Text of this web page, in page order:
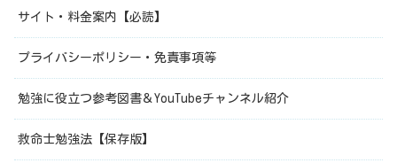
サイト・料金案内【必読】
プライバシーポリシー・免責事項等
勉強に役立つ参考図書＆YouTubeチャンネル紹介
救命士勉強法【保存版】